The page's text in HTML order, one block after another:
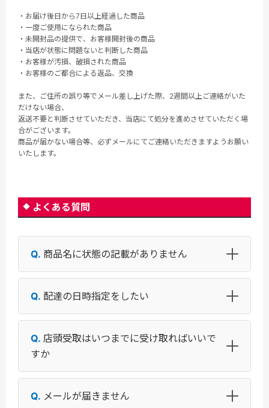
・お届け後日から7日以上経過した商品
・一度ご使用になられた商品
・未開封品の提供で、お客様開封後の商品
・当店が状態に問題ないと判断した商品
・お客様が汚損、破損された商品
・お客様のご都合による返品、交換
また、ご住所の誤り等でメール差し上げた際、2週間以上ご連絡がいた
だけない場合、
返送不要と判断させていただき、当店にて処分を進めさせていただく場
合がございます。
商品が届かない場合等、必ずメールにてご連絡いただきますようお願い
いたします。
よくある質問
商品名に状態の記載がありません
配達の日時指定をしたい
店頭受取はいつまでに受け取ればいいで
すか
メールが届きません